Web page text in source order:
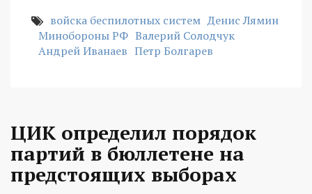
войска беспилотных систем Денис Лямин
Минобороны РФ Валерий Солодчук
Андрей Иванаев Петр Болгарев
ЦИК определил порядок
партий в бюллетене на
предстоящих выборах